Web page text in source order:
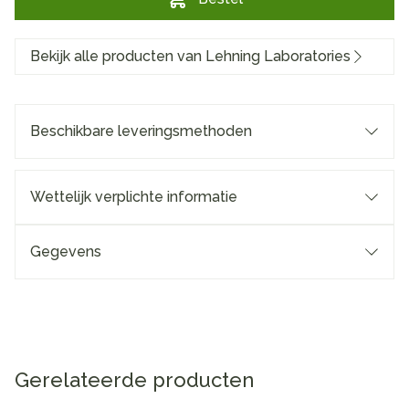
Bekijk alle producten van Lehning Laboratories
Beschikbare leveringsmethoden
Wettelijk verplichte informatie
Gegevens
Gerelateerde producten